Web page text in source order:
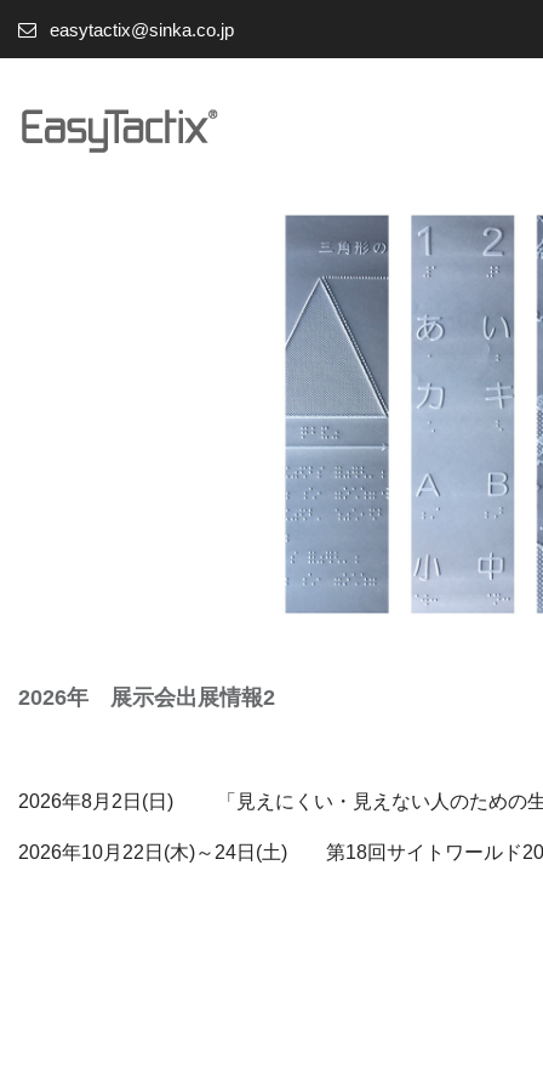
easytactix@sinka.co.jp
2026年 展示会出展情報2
2026年8月2日(日) 「見えにくい・見えない人のための
2026年10月22日 (木)～24日 (土) 第18回サイトワールド